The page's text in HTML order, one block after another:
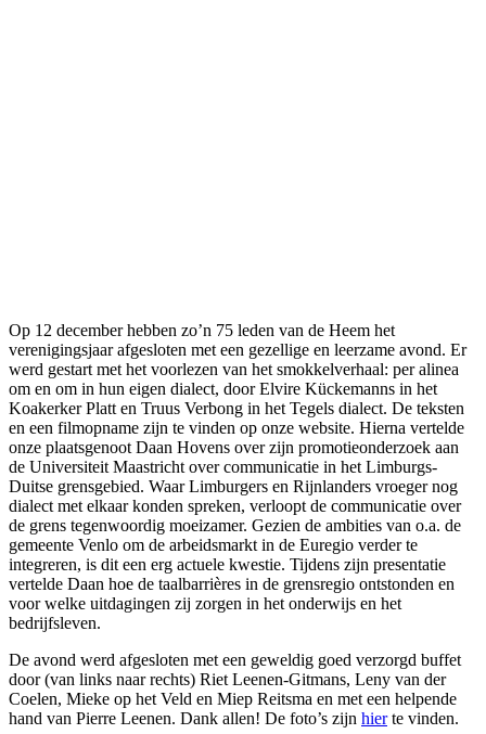
Op 12 december hebben zo’n 75 leden van de Heem het
verenigingsjaar afgesloten met een gezellige en leerzame avond. Er
werd gestart met het voorlezen van het smokkelverhaal: per alinea
om en om in hun eigen dialect, door Elvire Kückemanns in het
Koakerker Platt en Truus Verbong in het Tegels dialect. De teksten
en een filmopname zijn te vinden op onze website. Hierna vertelde
onze plaatsgenoot Daan Hovens over zijn promotieonderzoek aan
de Universiteit Maastricht over communicatie in het Limburgs-
Duitse grensgebied. Waar Limburgers en Rijnlanders vroeger nog
dialect met elkaar konden spreken, verloopt de communicatie over
de grens tegenwoordig moeizamer. Gezien de ambities van o.a. de
gemeente Venlo om de arbeidsmarkt in de Euregio verder te
integreren, is dit een erg actuele kwestie. Tijdens zijn presentatie
vertelde Daan hoe de taalbarrières in de grensregio ontstonden en
voor welke uitdagingen zij zorgen in het onderwijs en het
bedrijfsleven.
De avond werd afgesloten met een geweldig goed verzorgd buffet
door (van links naar rechts) Riet Leenen-Gitmans, Leny van der
Coelen, Mieke op het Veld en Miep Reitsma en met een helpende
hand van Pierre Leenen. Dank allen! De foto’s zijn hierte vinden.